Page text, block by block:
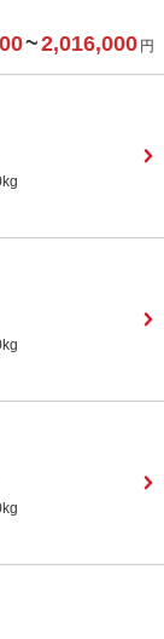
~2,016,000 円